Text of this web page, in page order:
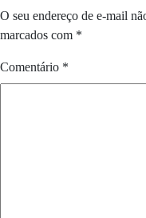
O seu endereço de e-mail
marcados com *
Comentário *